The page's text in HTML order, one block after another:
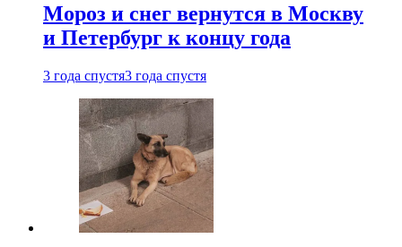
Мороз и снег вернутся в Москву
и Петербург к концу года
3 года спустя3 года спустя